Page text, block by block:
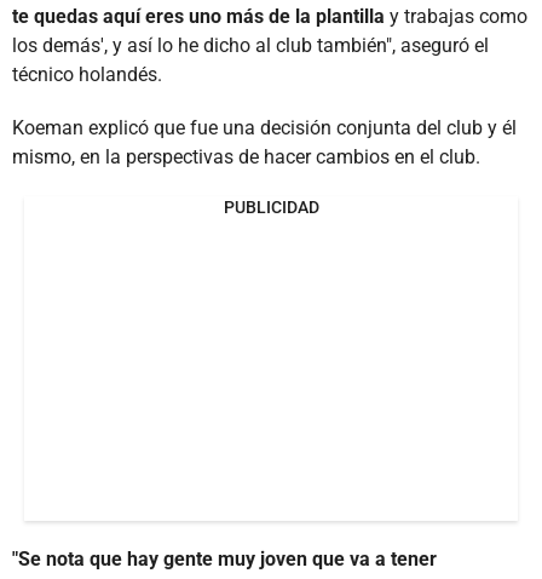
te quedas aquí eres uno más de la plantilla y trabajas como
los demás', y así lo he dicho al club también", aseguró el
técnico holandés.
Koeman explicó que fue una decisión conjunta del club y él
mismo, en la perspectivas de hacer cambios en el club.
PUBLICIDAD
"Se nota que hay gente muy joven que va a tener